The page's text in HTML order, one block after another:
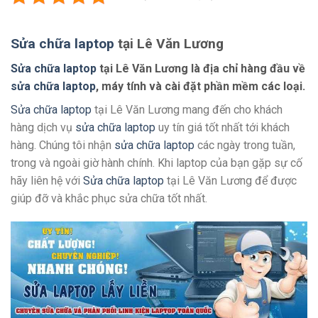
Sửa chữa laptop tại Lê Văn Lương
Sửa chữa laptop tại Lê Văn Lương là địa chỉ hàng đầu về
sửa chữa laptop, máy tính và cài đặt phần mềm các loại.
Sửa chữa laptop tại Lê Văn Lương mang đến cho khách
hàng dịch vụ sửa chữa laptop uy tín giá tốt nhất tới khách
hàng. Chúng tôi nhận sửa chữa laptop các ngày trong tuần,
trong và ngoài giờ hành chính. Khi laptop của bạn gặp sự cố
hãy liên hệ với Sửa chữa laptop tại Lê Văn Lương để được
giúp đỡ và khắc phục sửa chữa tốt nhất.